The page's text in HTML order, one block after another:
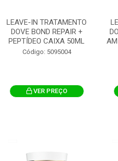
LEAVE-IN TRATAMENTO
DOVE BOND REPAIR +
PEPTÍDEO CAIXA 50ML
Código: 5095004
VER PREÇO